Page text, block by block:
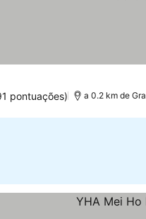
pontuações) a 0.2 km de